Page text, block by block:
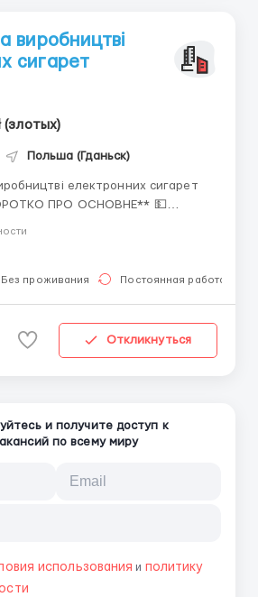
виробництві
сигарет
(злотых)
Польша (Гданьск)
електронних сигарет
жінок, чоловіків, пар до 55
паспорт+Pesel...
Без проживания Постоянная работа
Откликнуться
и получите доступ к
по всему миру
использования и политику